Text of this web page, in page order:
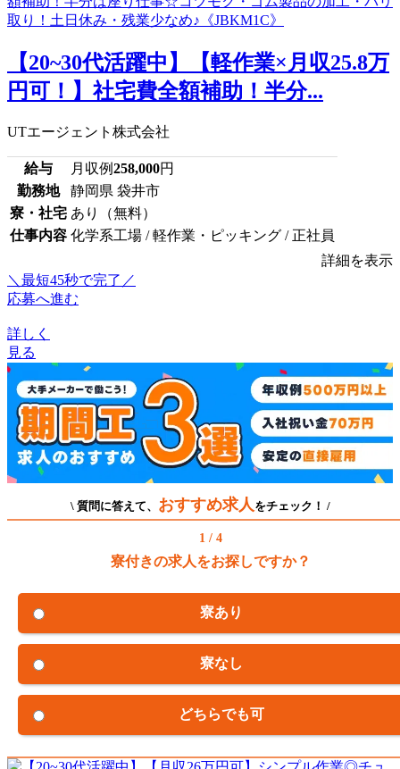
【20~30代活躍中】【軽作業×月収25.8万
円可！】社宅費全額補助！半分...
UTエージェント株式会社
給与 月収例258,000円
勤務地
静岡県 袋井市
寮・社宅 あり（無料）
仕事内容 化学系工場 / 軽作業・ピッキング / 正社員
詳細を表示
＼最短45秒で完了／
応募へ進む
詳しく
見る
\ 質問に答えて、 おすすめ求人 をチェック！ /
1 / 4
寮付きの求人をお探しですか？
寮あり
寮なし
どちらでも可